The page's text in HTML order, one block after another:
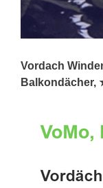
Vordach
Balkondächer,